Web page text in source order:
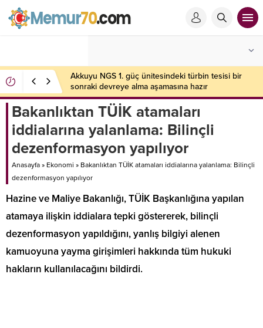
Akkuyu NGS 1. güç ünitesindeki türbin tesisi bir
sonraki devreye alma aşamasına hazır
Bakanlıktan TÜİK atamaları
iddialarına yalanlama: Bilinçli
dezenformasyon yapılıyor
Anasayfa » Ekonomi » Bakanlıktan TÜİK atamaları iddialarına yalanlama: Bilinçli
dezenformasyon yapılıyor
Hazine ve Maliye Bakanlığı, TÜİK Başkanlığına yapılan
atamaya ilişkin iddialara tepki göstererek, bilinçli
dezenformasyon yapıldığını, yanlış bilgiyi alenen
kamuoyuna yayma girişimleri hakkında tüm hukuki
hakların kullanılacağını bildirdi.